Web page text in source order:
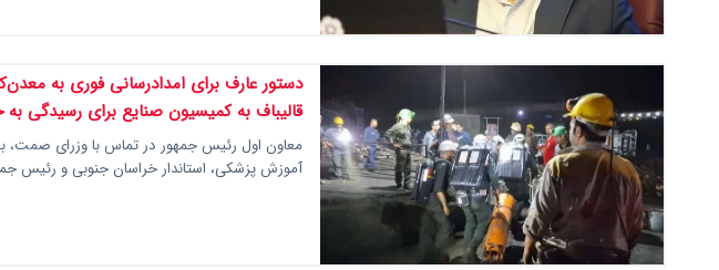
دستور عارف برای امدادرسانی فوری به
قالیباف به کمیسیون صنایع برای رسیدگی
معاون اول رئیس جمهور در تماس با وزرای صمت،
آموزش پزشکی، استاندار خراسان جنوبی و رئیس